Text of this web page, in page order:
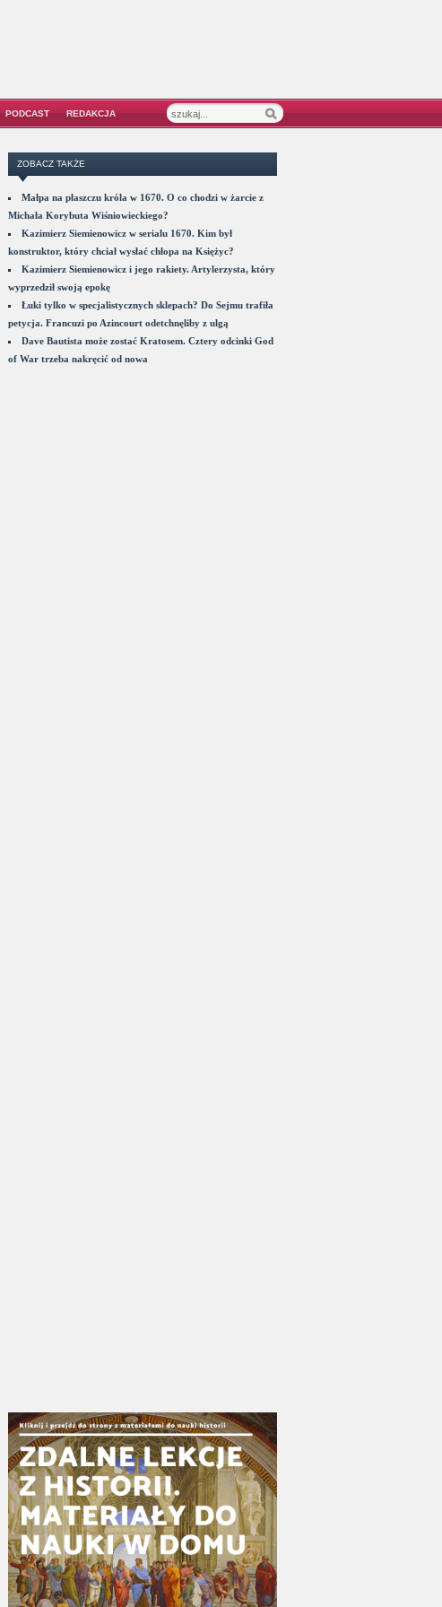
PODCAST REDAKCJA
ZOBACZ TAKŻE
Małpa na płaszczu króla w 1670. O co chodzi w żarcie z
Michała Korybuta Wiśniowieckiego?
Kazimierz Siemienowicz w serialu 1670. Kim był
konstruktor, który chciał wysłać chłopa na Księżyc?
Kazimierz Siemienowicz i jego rakiety. Artylerzysta, który
wyprzedził swoją epokę
Łuki tylko w specjalistycznych sklepach? Do Sejmu trafiła
petycja. Francuzi po Azincourt odetchnęliby z ulgą
Dave Bautista może zostać Kratosem. Cztery odcinki God
of War trzeba nakręcić od nowa